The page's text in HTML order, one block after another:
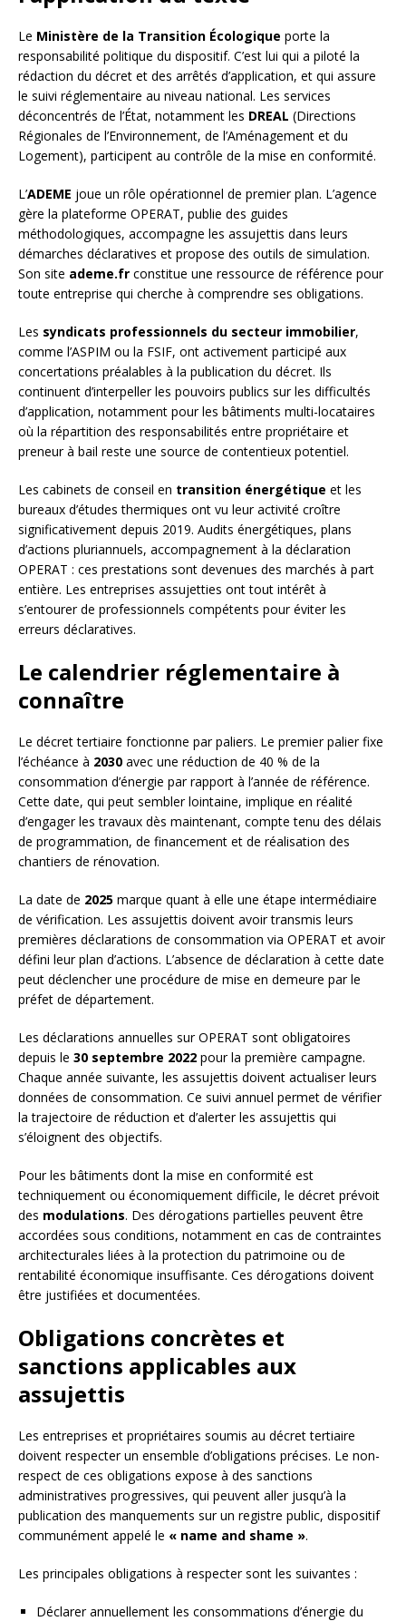
Le Ministère de la Transition Écologique porte la
responsabilité politique du dispositif. C’est lui qui a piloté la
rédaction du décret et des arrêtés d’application, et qui assure
le suivi réglementaire au niveau national. Les services
déconcentrés de l’État, notamment les DREAL (Directions
Régionales de l’Environnement, de l’Aménagement et du
Logement), participent au contrôle de la mise en conformité.
L’ADEME joue un rôle opérationnel de premier plan. L’agence
gère la plateforme OPERAT, publie des guides
méthodologiques, accompagne les assujettis dans leurs
démarches déclaratives et propose des outils de simulation.
Son site ademe.fr constitue une ressource de référence pour
toute entreprise qui cherche à comprendre ses obligations.
Les syndicats professionnels du secteur immobilier,
comme l’ASPIM ou la FSIF, ont activement participé aux
concertations préalables à la publication du décret. Ils
continuent d’interpeller les pouvoirs publics sur les difficultés
d’application, notamment pour les bâtiments multi-locataires
où la répartition des responsabilités entre propriétaire et
preneur à bail reste une source de contentieux potentiel.
Les cabinets de conseil en transition énergétique et les
bureaux d’études thermiques ont vu leur activité croître
significativement depuis 2019. Audits énergétiques, plans
d’actions pluriannuels, accompagnement à la déclaration
OPERAT : ces prestations sont devenues des marchés à part
entière. Les entreprises assujetties ont tout intérêt à
s’entourer de professionnels compétents pour éviter les
erreurs déclaratives.
Le calendrier réglementaire à
connaître
Le décret tertiaire fonctionne par paliers. Le premier palier fixe
l’échéance à 2030 avec une réduction de 40 % de la
consommation d’énergie par rapport à l’année de référence.
Cette date, qui peut sembler lointaine, implique en réalité
d’engager les travaux dès maintenant, compte tenu des délais
de programmation, de financement et de réalisation des
chantiers de rénovation.
La date de 2025 marque quant à elle une étape intermédiaire
de vérification. Les assujettis doivent avoir transmis leurs
premières déclarations de consommation via OPERAT et avoir
défini leur plan d’actions. L’absence de déclaration à cette date
peut déclencher une procédure de mise en demeure par le
préfet de département.
Les déclarations annuelles sur OPERAT sont obligatoires
depuis le 30 septembre 2022 pour la première campagne.
Chaque année suivante, les assujettis doivent actualiser leurs
données de consommation. Ce suivi annuel permet de vérifier
la trajectoire de réduction et d’alerter les assujettis qui
s’éloignent des objectifs.
Pour les bâtiments dont la mise en conformité est
techniquement ou économiquement difficile, le décret prévoit
des modulations. Des dérogations partielles peuvent être
accordées sous conditions, notamment en cas de contraintes
architecturales liées à la protection du patrimoine ou de
rentabilité économique insuffisante. Ces dérogations doivent
être justifiées et documentées.
Obligations concrètes et
sanctions applicables aux
assujettis
Les entreprises et propriétaires soumis au décret tertiaire
doivent respecter un ensemble d’obligations précises. Le non-
respect de ces obligations expose à des sanctions
administratives progressives, qui peuvent aller jusqu’à la
publication des manquements sur un registre public, dispositif
communément appelé le « name and shame ».
Les principales obligations à respecter sont les suivantes :
Déclarer annuellement les consommations d’énergie du